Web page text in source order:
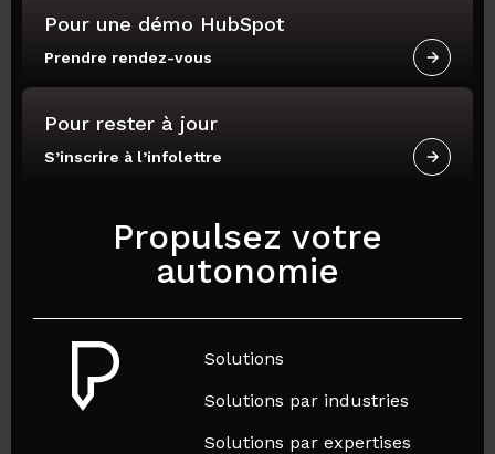
Pour une démo HubSpot
Prendre rendez-vous
Pour rester à jour
S’inscrire à l’infolettre
Propulsez votre
autonomie
Solutions
Solutions par industries
Solutions par expertises